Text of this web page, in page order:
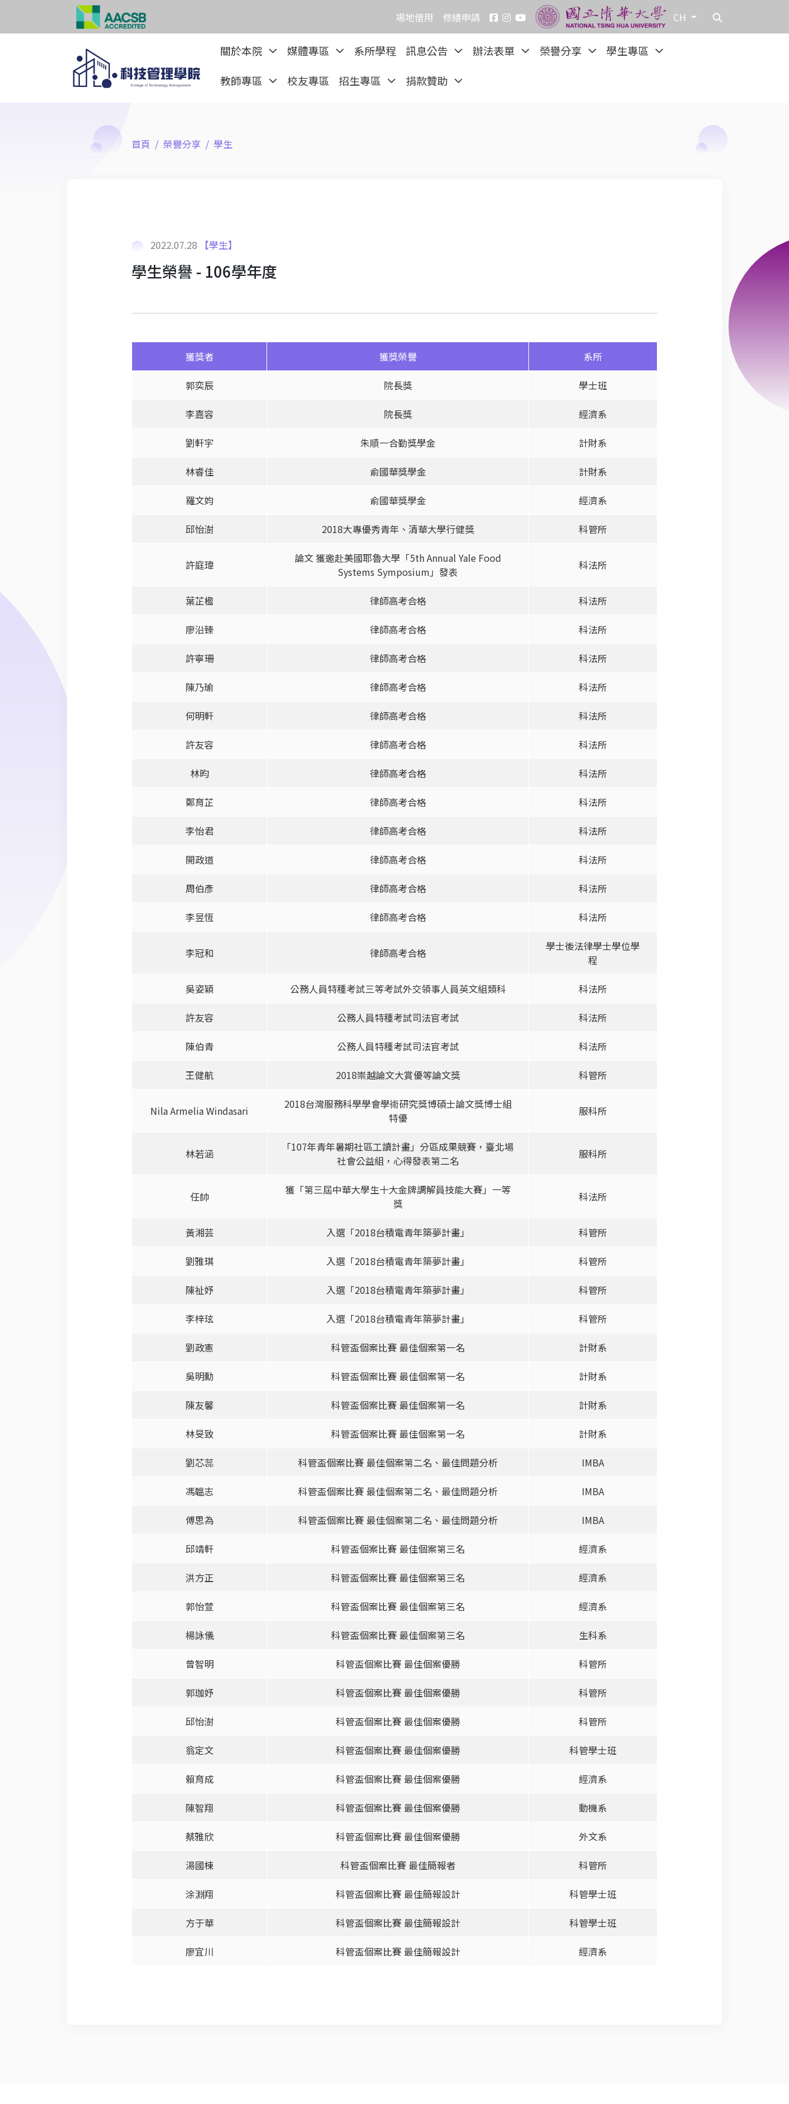
場地借用 修繕申請 CH
關於本院 媒體專區 系所學程 訊息公告 辦法表單 榮譽分享
學生專區
教師專區
校友專區 招生專區 捐款贊助
首頁 榮譽分享 學生
2022.07.28 【學生】
學生榮譽 - 106學年度
獲獎者 獲獎榮譽 系所
郭奕辰 院長獎 學士班
李嘉容 院長獎 經濟系
劉軒宇 朱順一合勤獎學金 計財系
林睿佳 俞國華獎學金 計財系
羅文㚬 俞國華獎學金 經濟系
邱怡澍 2018大專優秀青年、清華大學行健獎 科管所
許庭瑋
論文 獲邀赴美國耶魯大學「5th Annual Yale Food
Systems Symposium」發表
科法所
葉芷楹 律師高考合格 科法所
廖沿臻 律師高考合格 科法所
許寧珊 律師高考合格 科法所
陳乃瑜 律師高考合格 科法所
何明軒 律師高考合格 科法所
許友容 律師高考合格 科法所
林昀 律師高考合格 科法所
鄭育芷 律師高考合格 科法所
李怡君 律師高考合格 科法所
開政道 律師高考合格 科法所
周伯彥 律師高考合格 科法所
李昱恆 律師高考合格 科法所
李冠和 律師高考合格
學士後法律學士學位學
程
吳姿穎 公務人員特種考試三等考試外交領事人員英文組類科 科法所
許友容 公務人員特種考試司法官考試 科法所
陳伯青 公務人員特種考試司法官考試 科法所
王健航 2018崇越論文大賞優等論文獎 科管所
Nila Armelia Windasari
2018台灣服務科學學會學術研究獎博碩士論文獎博士組
特優
服科所
林若涵
「107年青年暑期社區工讀計畫」分區成果競賽，臺北場
社會公益組，心得發表第二名
服科所
任帥
獲「第三屆中華大學生十大金牌調解員技能大賽」一等
獎
科法所
黃湘芸 入選「2018台積電青年築夢計畫」 科管所
劉雅琪 入選「2018台積電青年築夢計畫」 科管所
陳祉妤 入選「2018台積電青年築夢計畫」 科管所
李梓玹 入選「2018台積電青年築夢計畫」 科管所
劉政憲 科管盃個案比賽 最佳個案第一名 計財系
吳明勳 科管盃個案比賽 最佳個案第一名 計財系
陳友馨 科管盃個案比賽 最佳個案第一名 計財系
林旻致 科管盃個案比賽 最佳個案第一名 計財系
劉芯蕊 科管盃個案比賽 最佳個案第二名、最佳問題分析 IMBA
馮韞志 科管盃個案比賽 最佳個案第二名、最佳問題分析 IMBA
傅思為 科管盃個案比賽 最佳個案第二名、最佳問題分析 IMBA
邱靖軒 科管盃個案比賽 最佳個案第三名 經濟系
洪方正 科管盃個案比賽 最佳個案第三名 經濟系
郭怡萱 科管盃個案比賽 最佳個案第三名 經濟系
楊詠儀 科管盃個案比賽 最佳個案第三名 生科系
曾智明 科管盃個案比賽 最佳個案優勝 科管所
郭珈妤 科管盃個案比賽 最佳個案優勝 科管所
邱怡澍 科管盃個案比賽 最佳個案優勝 科管所
翁定文 科管盃個案比賽 最佳個案優勝 科管學士班
賴育成 科管盃個案比賽 最佳個案優勝 經濟系
陳智翔 科管盃個案比賽 最佳個案優勝 動機系
蔡雅欣 科管盃個案比賽 最佳個案優勝 外文系
湯國棟 科管盃個案比賽 最佳簡報者 科管所
涂淵翔 科管盃個案比賽 最佳簡報設計 科管學士班
方于華 科管盃個案比賽 最佳簡報設計 科管學士班
廖宜川 科管盃個案比賽 最佳簡報設計 經濟系